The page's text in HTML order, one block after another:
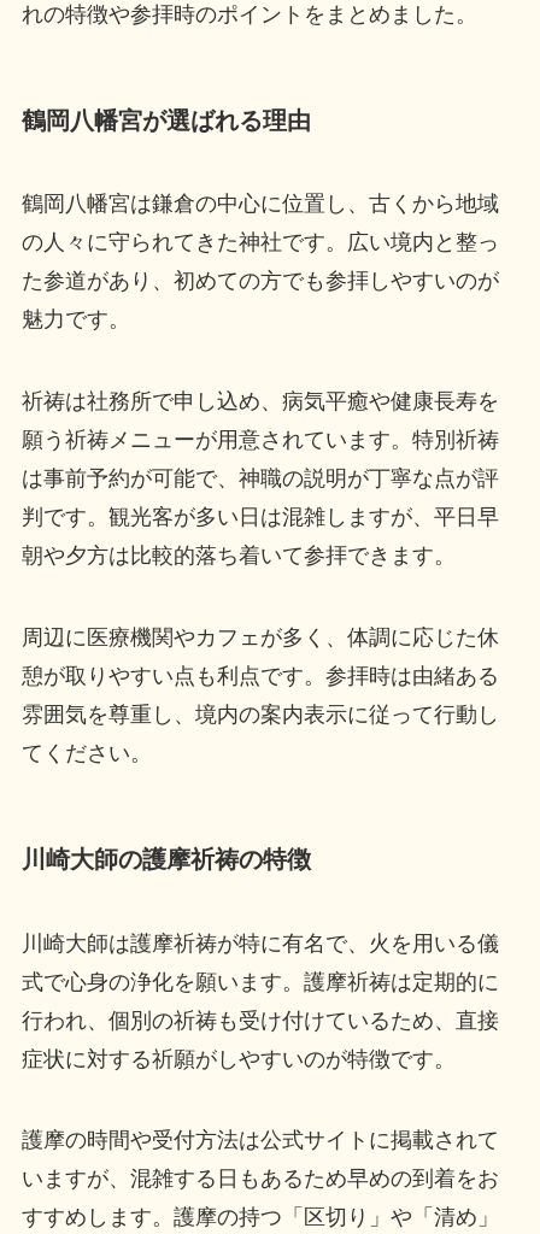
れの特徴や参拝時のポイントをまとめました。
鶴岡八幡宮が選ばれる理由
鶴岡八幡宮は鎌倉の中心に位置し、古くから地域
の人々に守られてきた神社です。広い境内と整っ
た参道があり、初めての方でも参拝しやすいのが
魅力です。
祈祷は社務所で申し込め、病気平癒や健康長寿を
願う祈祷メニューが用意されています。特別祈祷
は事前予約が可能で、神職の説明が丁寧な点が評
判です。観光客が多い日は混雑しますが、平日早
朝や夕方は比較的落ち着いて参拝できます。
周辺に医療機関やカフェが多く、体調に応じた休
憩が取りやすい点も利点です。参拝時は由緒ある
雰囲気を尊重し、境内の案内表示に従って行動し
てください。
川崎大師の護摩祈祷の特徴
川崎大師は護摩祈祷が特に有名で、火を用いる儀
式で心身の浄化を願います。護摩祈祷は定期的に
行われ、個別の祈祷も受け付けているため、直接
症状に対する祈願がしやすいのが特徴です。
護摩の時間や受付方法は公式サイトに掲載されて
いますが、混雑する日もあるため早めの到着をお
すすめします。護摩の持つ「区切り」や「清め」